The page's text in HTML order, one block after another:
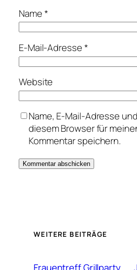
Name*
E-Mail-Adresse*
Website
Name, E-Mail-Adresse
diesem Browser für
Kommentar speichern.
WEITERE BEITRÄGE